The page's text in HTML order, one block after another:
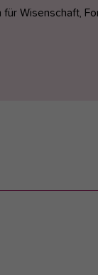
Wisenschaft,